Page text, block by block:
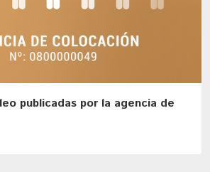
publicadas por la agencia de